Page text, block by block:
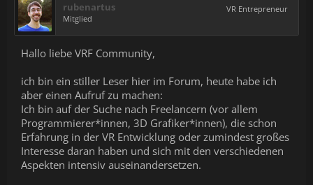
rubenartus
Mitglied
VR Entrepreneur
Hallo liebe VRF Community,
ich bin ein stiller Leser hier im Forum, heute habe ich
aber einen Aufruf zu machen:
Ich bin auf der Suche nach Freelancern (vor allem
Programmierer*innen, 3D Grafiker*innen), die schon
Erfahrung in der VR Entwicklung oder zumindest großes
Interesse daran haben und sich mit den verschiedenen
Aspekten intensiv auseinandersetzen.